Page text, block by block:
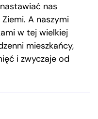
nas
A naszymi
w tej wielkiej
mieszkańcy,
i zwyczaje od